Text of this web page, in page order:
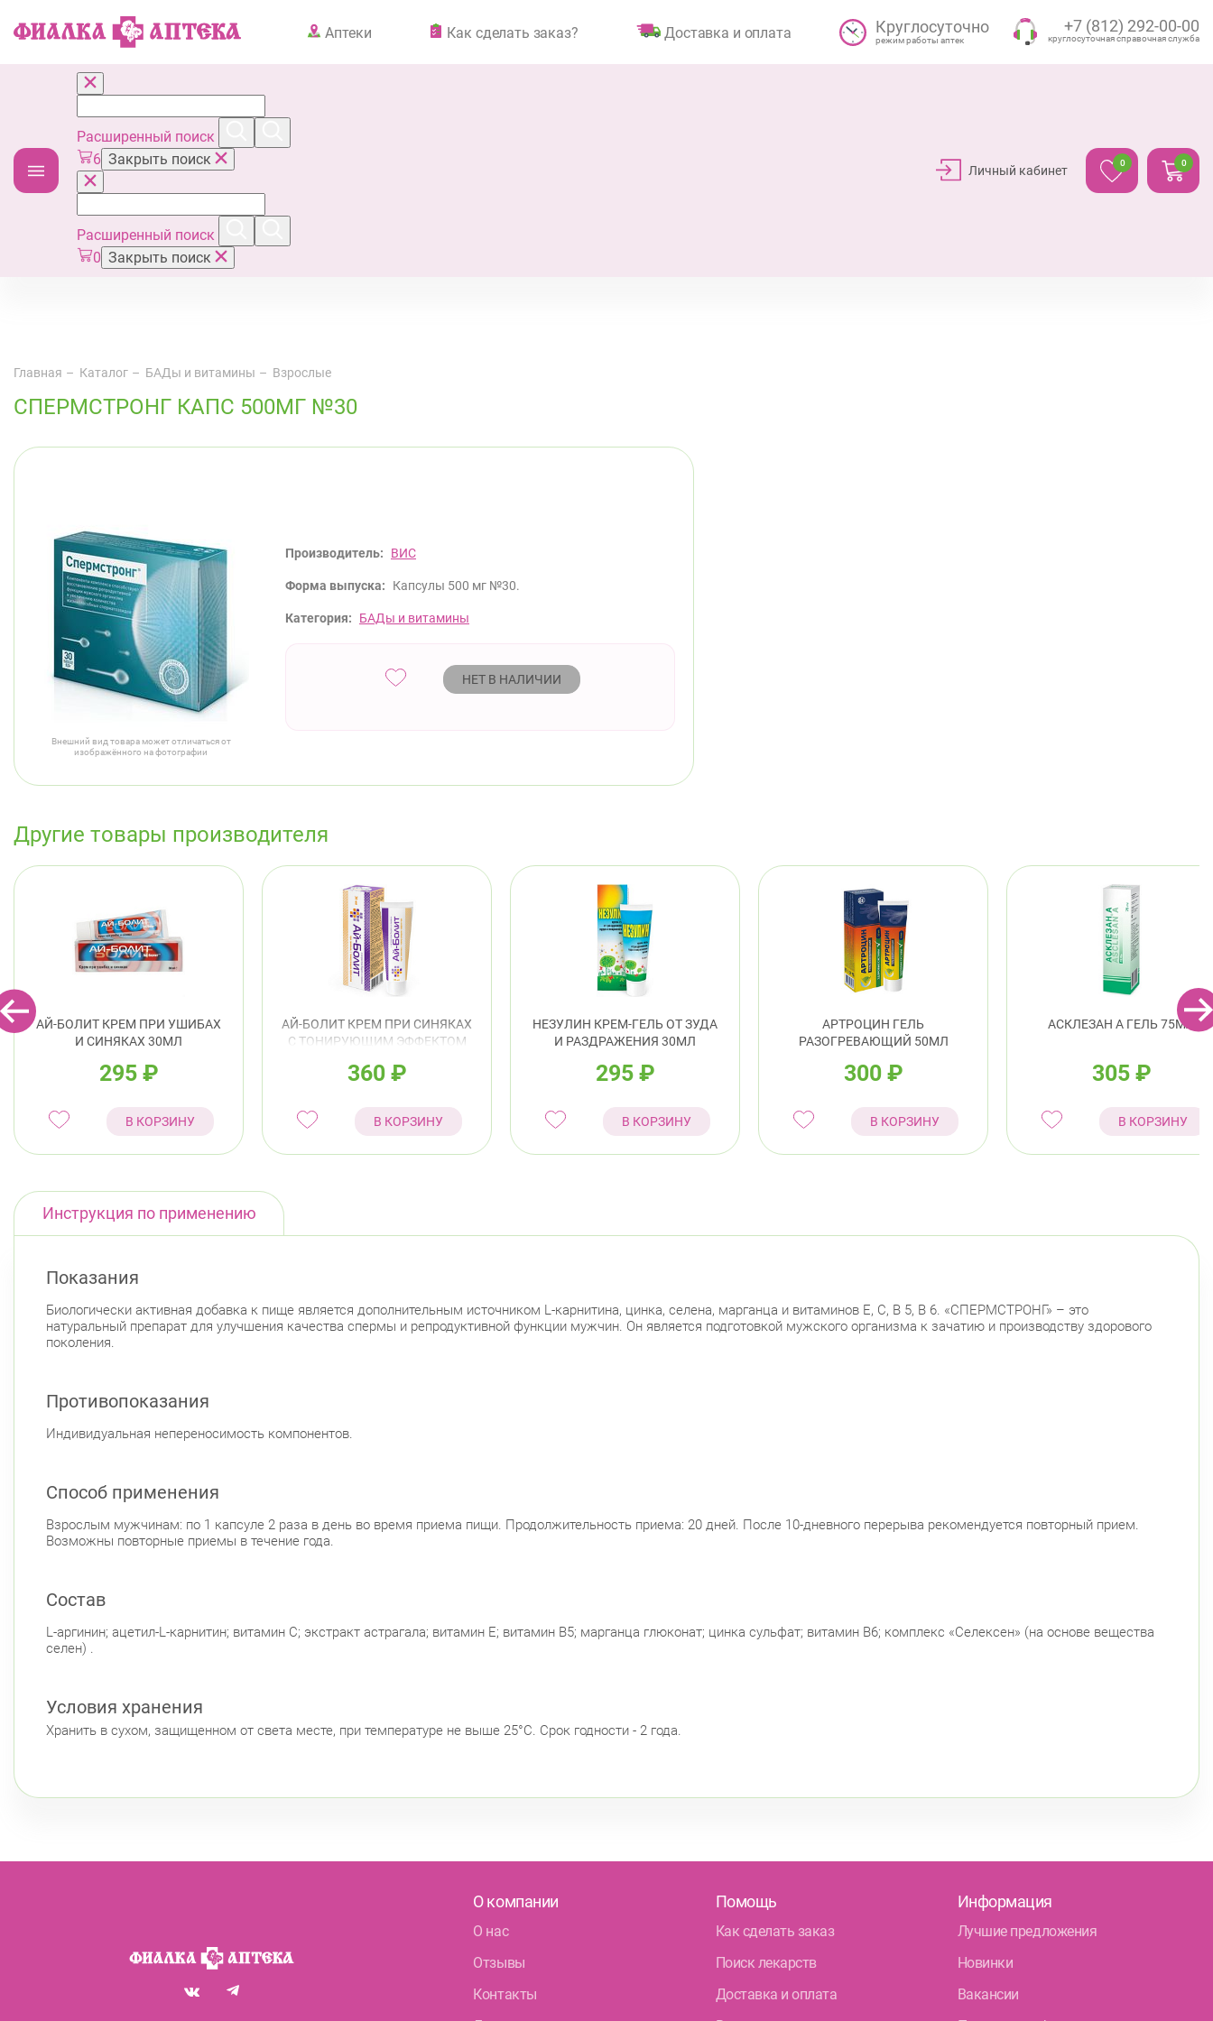
Аптеки Как сделать заказ? Доставка и оплата Круглосуточно
режим работы аптек
+7 (812) 292-00-00
круглосуточная справочная служба
Расширенный поиск
6 Закрыть поиск
Расширенный поиск
0 Закрыть поиск
Личный кабинет
0 0
Главная Каталог БАДы и витамины Взрослые
СПЕРМСТРОНГ КАПС 500МГ №30
Внешний вид товара может отличаться от
изображённого на фотографии
Производитель: ВИС
Форма выпуска: Капсулы 500 мг №30.
Категория: БАДы и витамины
НЕТ В НАЛИЧИИ
Другие товары производителя
АЙ-БОЛИТ КРЕМ ПРИ УШИБАХ
И СИНЯКАХ 30МЛ
295 ₽
В КОРЗИНУ
АЙ-БОЛИТ КРЕМ ПРИ СИНЯКАХ
С ТОНИРУЮЩИМ ЭФФЕКТОМ
360 ₽
В КОРЗИНУ
НЕЗУЛИН КРЕМ-ГЕЛЬ ОТ ЗУДА
И РАЗДРАЖЕНИЯ 30МЛ
295 ₽
В КОРЗИНУ
АРТРОЦИН ГЕЛЬ
РАЗОГРЕВАЮЩИЙ 50МЛ
300 ₽
В КОРЗИНУ
АСКЛЕЗАН А ГЕЛЬ 75МЛ
305 ₽
В КОРЗИНУ
Инструкция по применению
Показания
Биологически активная добавка к пище является дополнительным источником L-карнитина, цинка, селена, марганца и витаминов Е, С, В 5, В 6. «СПЕРМСТРОНГ» – это
натуральный препарат для улучшения качества спермы и репродуктивной функции мужчин. Он является подготовкой мужского организма к зачатию и производству здорового
поколения.
Противопоказания
Индивидуальная непереносимость компонентов.
Способ применения
Взрослым мужчинам: по 1 капсуле 2 раза в день во время приема пищи. Продолжительность приема: 20 дней. После 10-дневного перерыва рекомендуется повторный прием.
Возможны повторные приемы в течение года.
Состав
L-аргинин; ацетил-L-карнитин; витамин С; экстракт астрагала; витамин Е; витамин В5; марганца глюконат; цинка сульфат; витамин В6; комплекс «Селексен» (на основе вещества
селен) .
Условия хранения
Хранить в сухом, защищенном от света месте, при температуре не выше 25°С. Срок годности - 2 года.
О компании
О нас
Отзывы
Контакты
Помощь
Как сделать заказ
Поиск лекарств
Доставка и оплата
Информация
Лучшие предложения
Новинки
Вакансии